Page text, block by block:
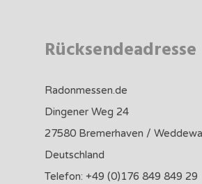
Rücksendeadresse
Radonmessen.de
Dingener Weg 24
27580 Bremerhaven /
Deutschland
Telefon: +49 (0)176 849 849 29